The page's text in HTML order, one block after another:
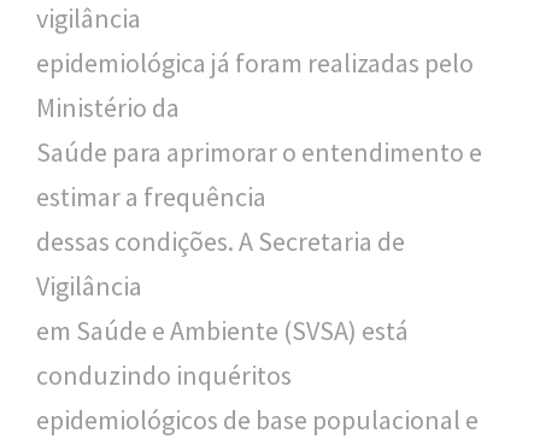
vigilância
epidemiológica já foram realizadas pelo
Ministério da
Saúde para aprimorar o entendimento e
estimar a frequência
dessas condições. A Secretaria de
Vigilância
em Saúde e Ambiente (SVSA) está
conduzindo inquéritos
epidemiológicos de base populacional e